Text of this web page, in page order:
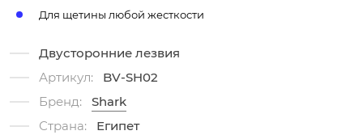
Для щетины любой жесткости
Двусторонние лезвия
Артикул:
BV-SH02
Бренд:
Shark
Страна:
Египет